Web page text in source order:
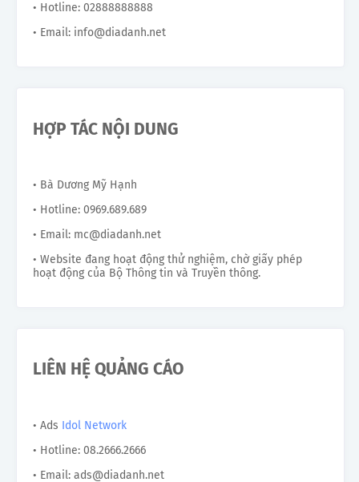
• Hotline: 02888888888
• Email: info@diadanh.net
HỢP TÁC NỘI DUNG
• Bà Dương Mỹ Hạnh
• Hotline: 0969.689.689
• Email: mc@diadanh.net
• Website đang hoạt động thử nghiệm, chờ giấy phép
hoạt động của Bộ Thông tin và Truyền thông.
LIÊN HỆ QUẢNG CÁO
• Ads Idol Network
• Hotline: 08.2666.2666
• Email: ads@diadanh.net